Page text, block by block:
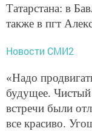
Татарстана: в
также в пгт
Новости СМИ2
«Надо
будущее. Чистый
встречи были
все красиво.